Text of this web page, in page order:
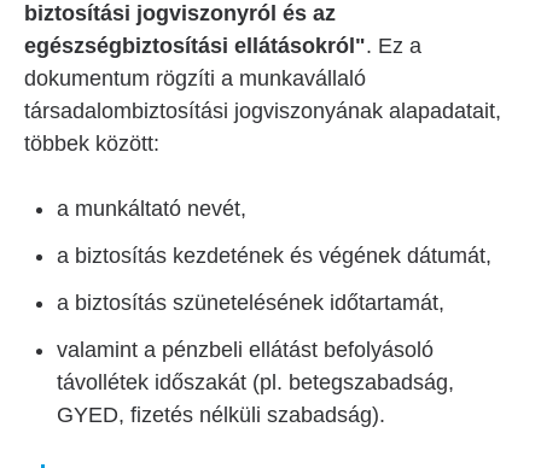
biztosítási jogviszonyról és az
egészségbiztosítási ellátásokról". Ez a
dokumentum rögzíti a munkavállaló
társadalombiztosítási jogviszonyának alapadatait,
többek között:
a munkáltató nevét,
a biztosítás kezdetének és végének dátumát,
a biztosítás szünetelésének időtartamát,
valamint a pénzbeli ellátást befolyásoló
távollétek időszakát (pl. betegszabadság,
GYED, fizetés nélküli szabadság).